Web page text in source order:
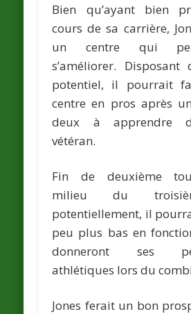
Bien qu’ayant bien
cours de sa carrière,
un centre qui
s’améliorer. Disposant
potentiel, il pourrait
centre en pros après
deux à apprendre
vétéran.
Fin de deuxième
milieu du
potentiellement, il
peu plus bas en
donneront ses
athlétiques lors du
Jones ferait un bon